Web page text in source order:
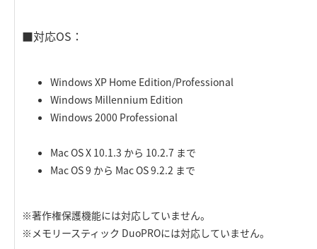
■対応OS：
Windows XP Home Edition/Professional
Windows Millennium Edition
Windows 2000 Professional
Mac OS X 10.1.3 から 10.2.7 まで
Mac OS 9 から Mac OS 9.2.2 まで
※著作権保護機能には対応していません。
※メモリースティック DuoPROには対応していません。